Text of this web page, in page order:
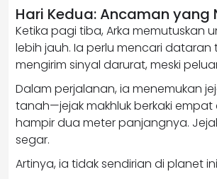
Hari Kedua: Ancaman yang
Ketika pagi tiba, Arka memutuskan
lebih jauh. Ia perlu mencari dataran
mengirim sinyal darurat, meski
Dalam perjalanan, ia menemukan
tanah—jejak makhluk berkaki
hampir dua meter panjangnya.
segar.
Artinya, ia tidak sendirian di planet